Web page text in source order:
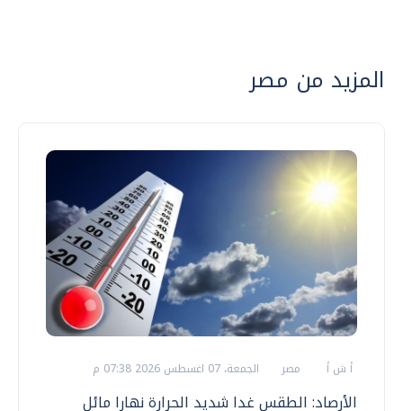
المزيد من مصر
أ ش أ مصر الجمعة، 07 اغسطس 2026 07:38 م
الأرصاد: الطقس غدا شديد الحرارة نهارا مائل